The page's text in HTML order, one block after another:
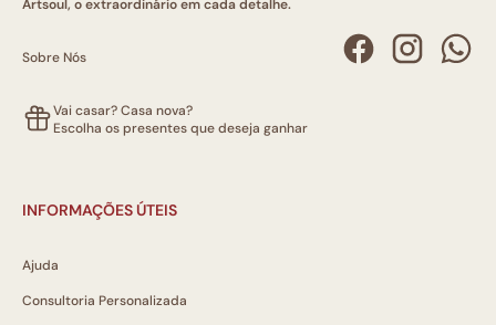
Artsoul, o extraordinário em cada detalhe.
Sobre Nós
Vai casar? Casa nova?
Escolha os presentes que deseja ganhar
INFORMAÇÕES ÚTEIS
Ajuda
Consultoria Personalizada